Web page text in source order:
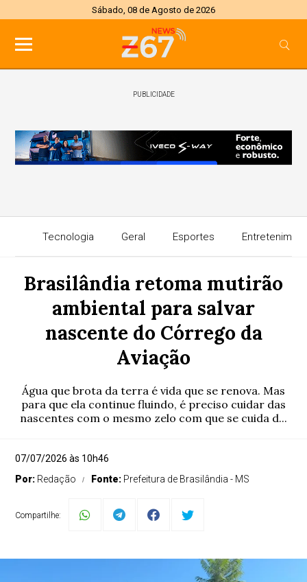
Sábado, 08 de Agosto de 2026
PUBLICIDADE
Tecnologia Geral Esportes
Brasilândia retoma mutirão
ambiental para salvar
nascente do Córrego da
Aviação
Água que brota da terra é vida que se renova. Mas
para que ela continue fluindo, é preciso cuidar das
nascentes com o mesmo zelo com que se cuida d...
07/07/2026 às 10h46
Por: Redação Fonte: Prefeitura de Brasilândia - MS
Compartilhe: